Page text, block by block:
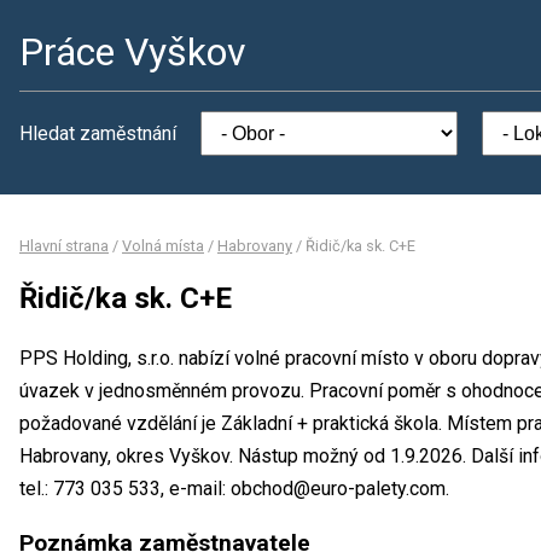
Práce Vyškov
Hledat zaměstnání
Hlavní strana / Volná místa / Habrovany / Řidič/ka sk. C+E
Řidič/ka sk. C+E
PPS Holding, s.r.o. nabízí volné pracovní místo v oboru
úvazek v jednosměnném provozu. Pracovní poměr s
požadované vzdělání je Základní + praktická škola. Místem
Habrovany, okres Vyškov. Nástup možný od 1.9.2026. Další
tel.: 773 035 533, e-mail: obchod@euro-palety.com.
Poznámka zaměstnavatele